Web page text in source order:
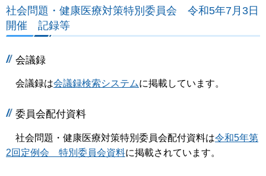
社会問題・健康医療対策特別委員会 令和5年7月3日
開催 記録等
会議録
会議録は会議録検索システムに掲載しています。
委員会配付資料
社会問題・健康医療対策特別委員会配付資料は令和5年第
2回定例会 特別委員会資料に掲載されています。